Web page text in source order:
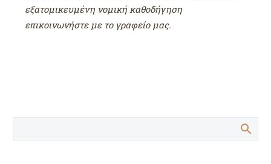
εξατομικευμένη νομική καθοδήγηση
επικοινωνήστε με το γραφείο μας.